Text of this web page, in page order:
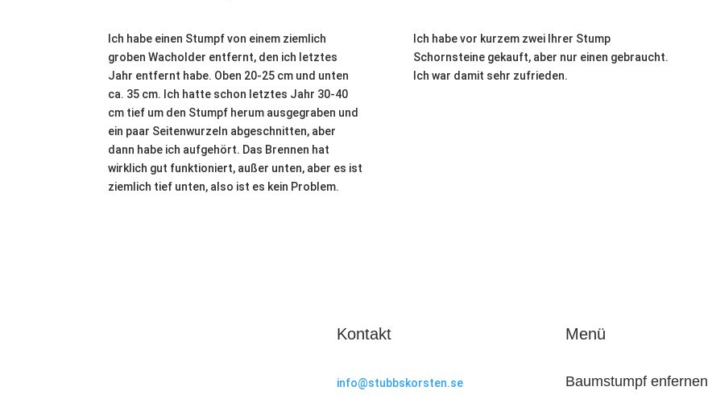
Ich habe einen Stumpf von einem ziemlich
groben Wacholder entfernt, den ich letztes
Jahr entfernt habe. Oben 20-25 cm und unten
ca. 35 cm. Ich hatte schon letztes Jahr 30-40
cm tief um den Stumpf herum ausgegraben und
ein paar Seitenwurzeln abgeschnitten, aber
dann habe ich aufgehört. Das Brennen hat
wirklich gut funktioniert, außer unten, aber es ist
ziemlich tief unten, also ist es kein Problem.
Ich habe vor kurzem zwei Ihrer Stump
Schornsteine gekauft, aber nur einen gebraucht.
Ich war damit sehr zufrieden.
Kontakt
info@stubbskorsten.se
Menü
Baumstumpf enfernen